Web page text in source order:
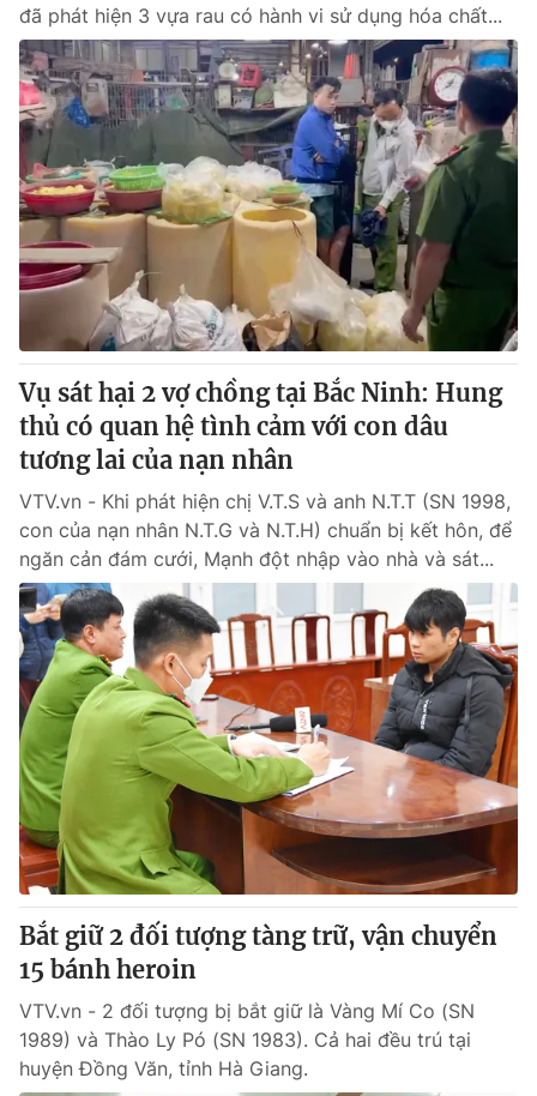
Video Shorts video
VTV Money VTV Thể thao
VTV Sức khoẻ Bất động sản
Thị trường 24h Tấm lòng Việt
VTV4 Vươn mình bằng AI
VTV9 VTV8
Liên hệ tòa soạn English
THỜI BÁO VTV
Theo dõi báo trên
Cơ quan chủ quản:Đài Truyền hình Việt Nam
Cơ quan báo chí:Thời báo VTV
Giấy phép hoạt động báo in và báo điện tử số 483/GP-BTTTT
cấp ngày 29/12/2023
Tổng Biên tập:Vũ Thanh Thủy
Phó Tổng Biên tập:Nguyễn Thị Mỹ Hạnh, Phạm Quốc Thắng,
Nguyễn Trọng Ninh
Tổng đài VTV:024.38 355 931 - 024.38 355 932
Ðiện thoại Thời báo VTV:
toasoan@vtv.vn
Liên hệ quảng cáo:024-7300.7108
đã phát hiện 3 vựa rau có hành vi sử dụng hóa chất...
Vụ sát hại 2 vợ chồng tại Bắc Ninh: Hung
thủ có quan hệ tình cảm với con dâu
tương lai của nạn nhân
VTV.vn - Khi phát hiện chị V.T.S và anh N.T.T (SN 1998,
con của nạn nhân N.T.G và N.T.H) chuẩn bị kết hôn, để
ngăn cản đám cưới, Mạnh đột nhập vào nhà và sát...
Bắt giữ 2 đối tượng tàng trữ, vận chuyển
15 bánh heroin
VTV.vn - 2 đối tượng bị bắt giữ là Vàng Mí Co (SN
1989) và Thào Ly Pó (SN 1983). Cả hai đều trú tại
huyện Đồng Văn, tỉnh Hà Giang.